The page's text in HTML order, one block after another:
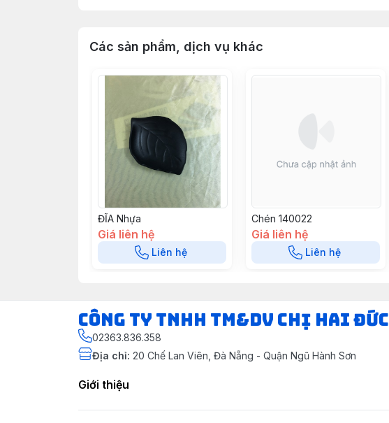
Các sản phẩm, dịch vụ khác
ĐĨA Nhựa
Giá liên hệ
Liên hệ
Chén 140022
Giá liên hệ
Liên hệ
CÔNG TY TNHH TM&DV CHỊ HAI ĐỨC
02363.836.358
Địa chỉ: 20 Chế Lan Viên, Đà Nẵng - Quận Ngũ Hành Sơn
Giới thiệu